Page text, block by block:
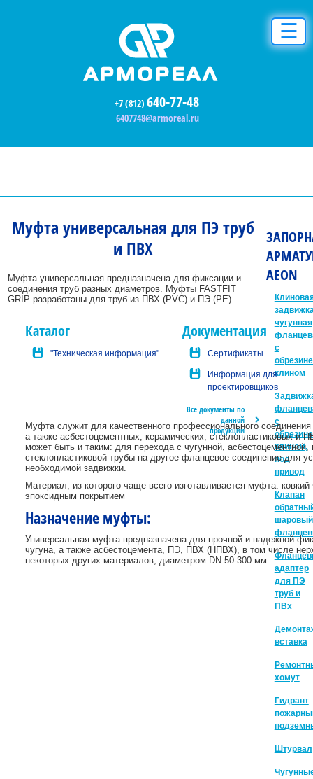
☰
+7 (812) 640-77-48
6407748@armoreal.ru
Муфта универсальная для ПЭ труб
и ПВХ
Муфта универсальная предназначена для фиксации и
соединения труб разных диаметров. Муфты FASTFIT
GRIP разработаны для труб из ПВХ (PVC) и ПЭ (PE).
Каталог
"Техническая информация"
Документация
Сертификаты
Информация для
проектировщиков
Все документы по
данной
продукции
Муфта служит для качественного профессионального
а также асбестоцементных, керамических, стеклопластиковых и
может быть и таким: для перехода с чугунной, асбестоцементной,
стеклопластиковой трубы на другое фланцевое соединение для
необходимой задвижки.
Материал, из которого чаще всего изготавливается муфта: ковкий
эпоксидным покрытием
Назначение муфты:
Универсальная муфта предназначена для прочной и надежной
чугуна, а также асбестоцемента, ПЭ, ПВХ (НПВХ), в том числе
некоторых других материалов, диаметром DN 50-300 мм.
AEON
чугунная
с
клином
с
клином,
под
привод
Клапан
шаровый
адаптер
для ПЭ
труб и
ПВх
вставка
хомут
Гидрант
Штурвал